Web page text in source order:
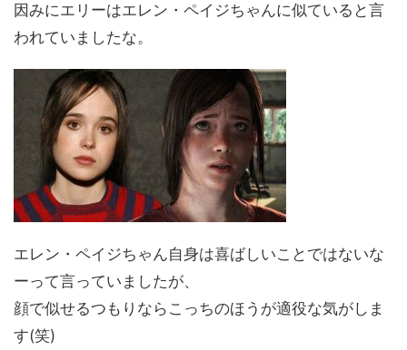
因みにエリーはエレン・ペイジちゃんに似ていると言
われていましたな。
エレン・ペイジちゃん自身は喜ばしいことではないな
ーって言っていましたが、
顔で似せるつもりならこっちのほうが適役な気がしま
す(笑)